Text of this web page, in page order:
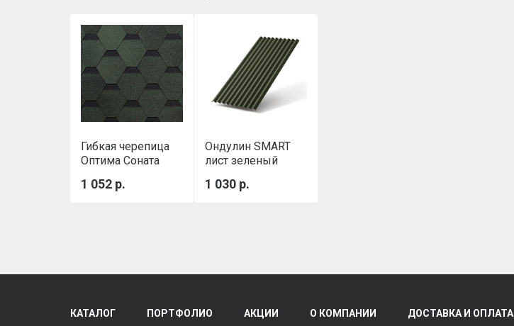
Гибкая черепица
Оптима Соната
SHINGLAS
1 052 р.
Ондулин SMART
лист зеленый
1 030 р.
КАТАЛОГ ПОРТФОЛИО АКЦИИ О КОМПАНИИ ДОСТАВКА И ОПЛАТА